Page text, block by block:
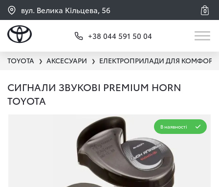
вул. Велика Кільцева, 56 0
+38 044 591 50 04
TOYOTA ❯ АКСЕСУАРИ ❯ ЕЛЕКТРОПРИЛАДИ ДЛЯ
СИГНАЛИ ЗВУКОВІ PREMIUM HORN
TOYOTA
В наявності